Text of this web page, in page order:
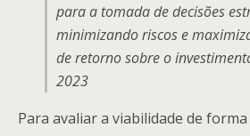
para a tomada de decisões
minimizando riscos e
de retorno sobre o
2023
Para avaliar a viabilidade de